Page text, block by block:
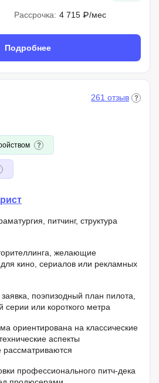
Рассрочка: 4 715 ₽/мес
Подробнее
261 отзыв
питчинг, структура
желающие
для кино, сериалов или рекламных
поэпизодный план пилота,
серии или короткого метра
ориентирована на классические
аспекты
рассматриваются
профессионального питч-дека